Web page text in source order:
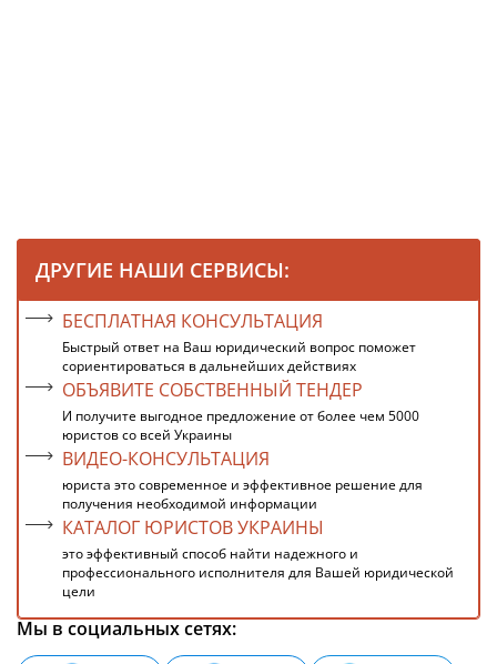
ДРУГИЕ НАШИ СЕРВИСЫ:
БЕСПЛАТНАЯ КОНСУЛЬТАЦИЯ
Быстрый ответ на Ваш юридический вопрос поможет
сориентироваться в дальнейших действиях
ОБЪЯВИТЕ СОБСТВЕННЫЙ ТЕНДЕР
И получите выгодное предложение от более чем 5000
юристов со всей Украины
ВИДЕО-КОНСУЛЬТАЦИЯ
юриста это современное и эффективное решение для
получения необходимой информации
КАТАЛОГ ЮРИСТОВ УКРАИНЫ
это эффективный способ найти надежного и
профессионального исполнителя для Вашей юридической
цели
Мы в социальных сетях: